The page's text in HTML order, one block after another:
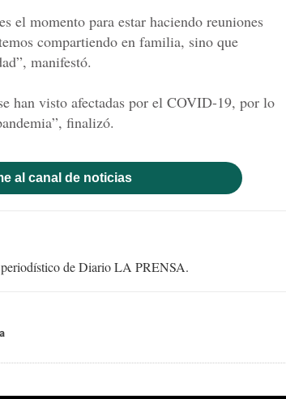
el momento para estar haciendo reuniones
compartiendo en familia, sino que
manifestó.
han visto afectadas por el COVID-19, por lo
finalizó.
al canal de noticias
de Diario LA PRENSA.